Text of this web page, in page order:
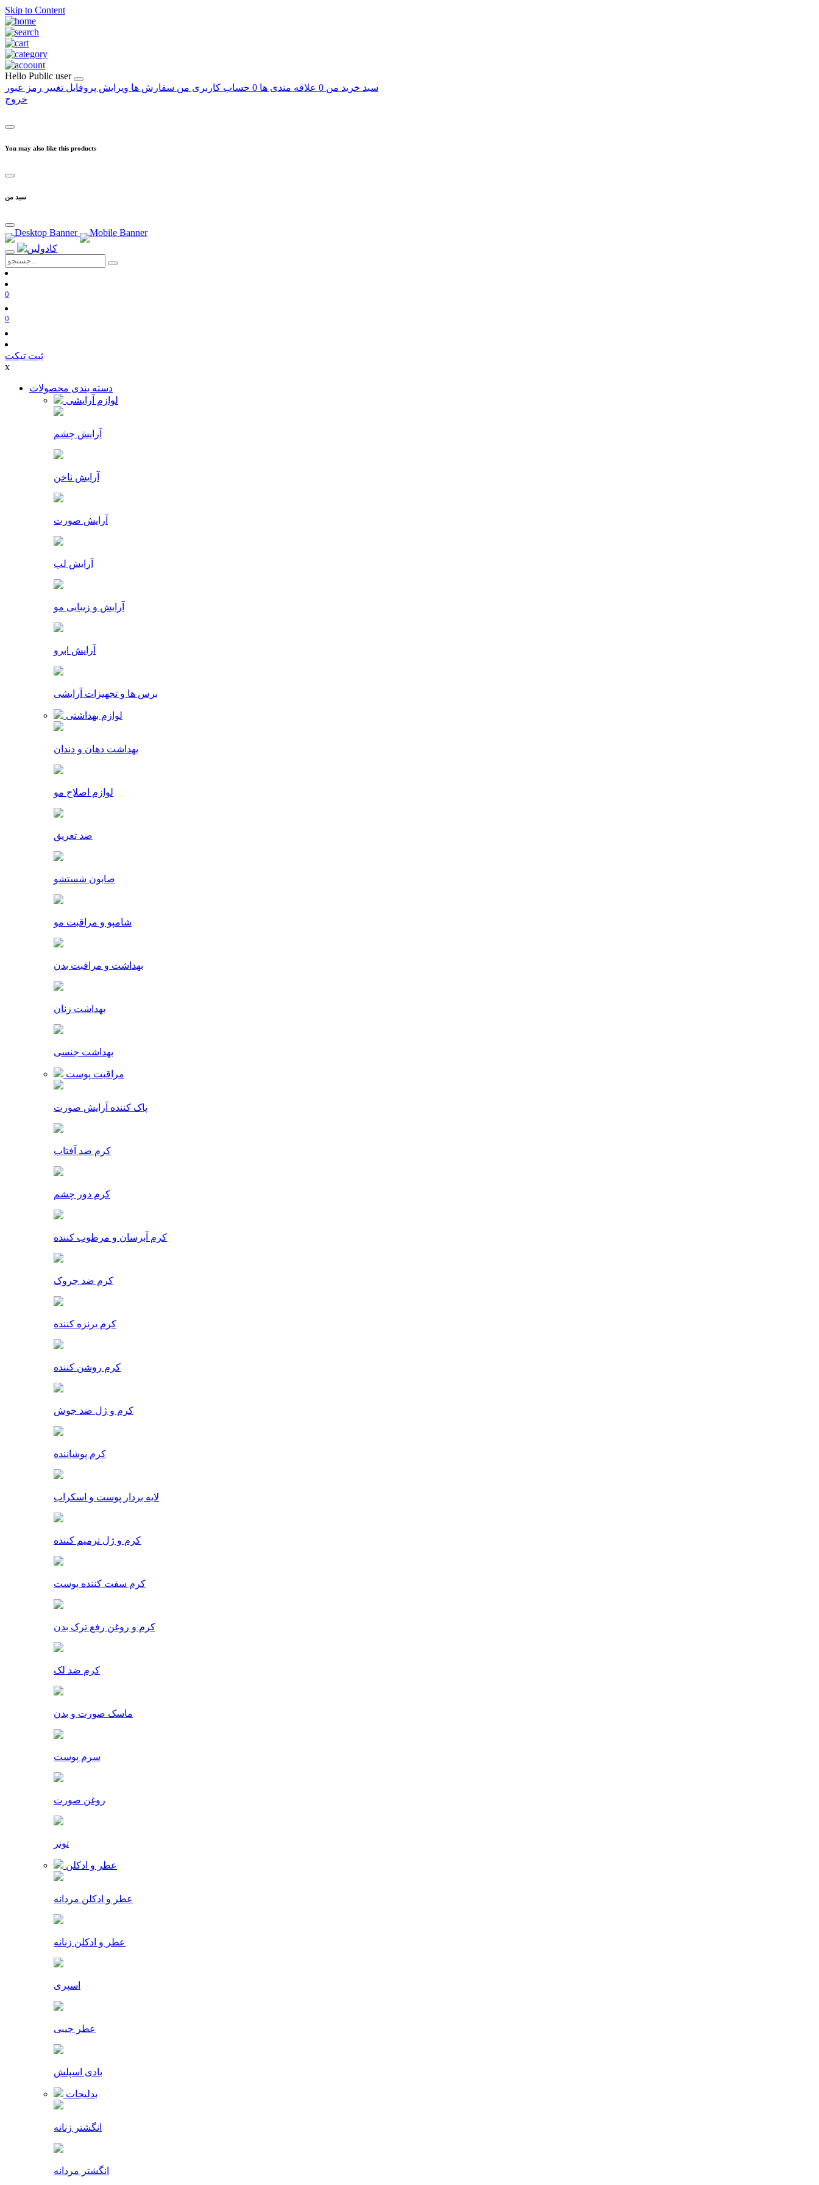
Skip to Content
Hello Public user
سبد خرید من 0 علاقه مندی ها 0 حساب کاربری من سفارش ها ویرایش پروفایل تغییر رمز عبور
خروج
You may also like this products
سبد من
0
0
ثبت تیکت
x
دسته بندی محصولات
لوازم آرایشی
آرایش چشم
آرایش ناخن
آرایش صورت
آرایش لب
آرایش و زیبایی مو
آرایش ابرو
برس ها و تجهیزات آرایشی
لوازم بهداشتی
بهداشت دهان و دندان
لوازم اصلاح مو
ضد تعریق
صابون شستشو
شامپو و مراقبت مو
بهداشت و مراقبت بدن
بهداشت زنان
بهداشت جنسی
مراقبت پوست
پاک کننده آرایش صورت
کرم ضد آفتاب
کرم دور چشم
کرم آبرسان و مرطوب کننده
کرم ضد چروک
کرم برنزه کننده
کرم روشن کننده
کرم و ژل ضد جوش
کرم پوشاننده
لایه بردار پوست و اسکراب
کرم و ژل ترمیم کننده
کرم سفت کننده پوست
کرم و روغن رفع ترک بدن
کرم ضد لک
ماسک صورت و بدن
سرم پوست
روغن صورت
تونر
عطر و ادکلن
عطر و ادکلن مردانه
عطر و ادکلن زنانه
اسپری
عطر جیبی
بادی اسپلش
بدلیجات
انگشتر زنانه
انگشتر مردانه